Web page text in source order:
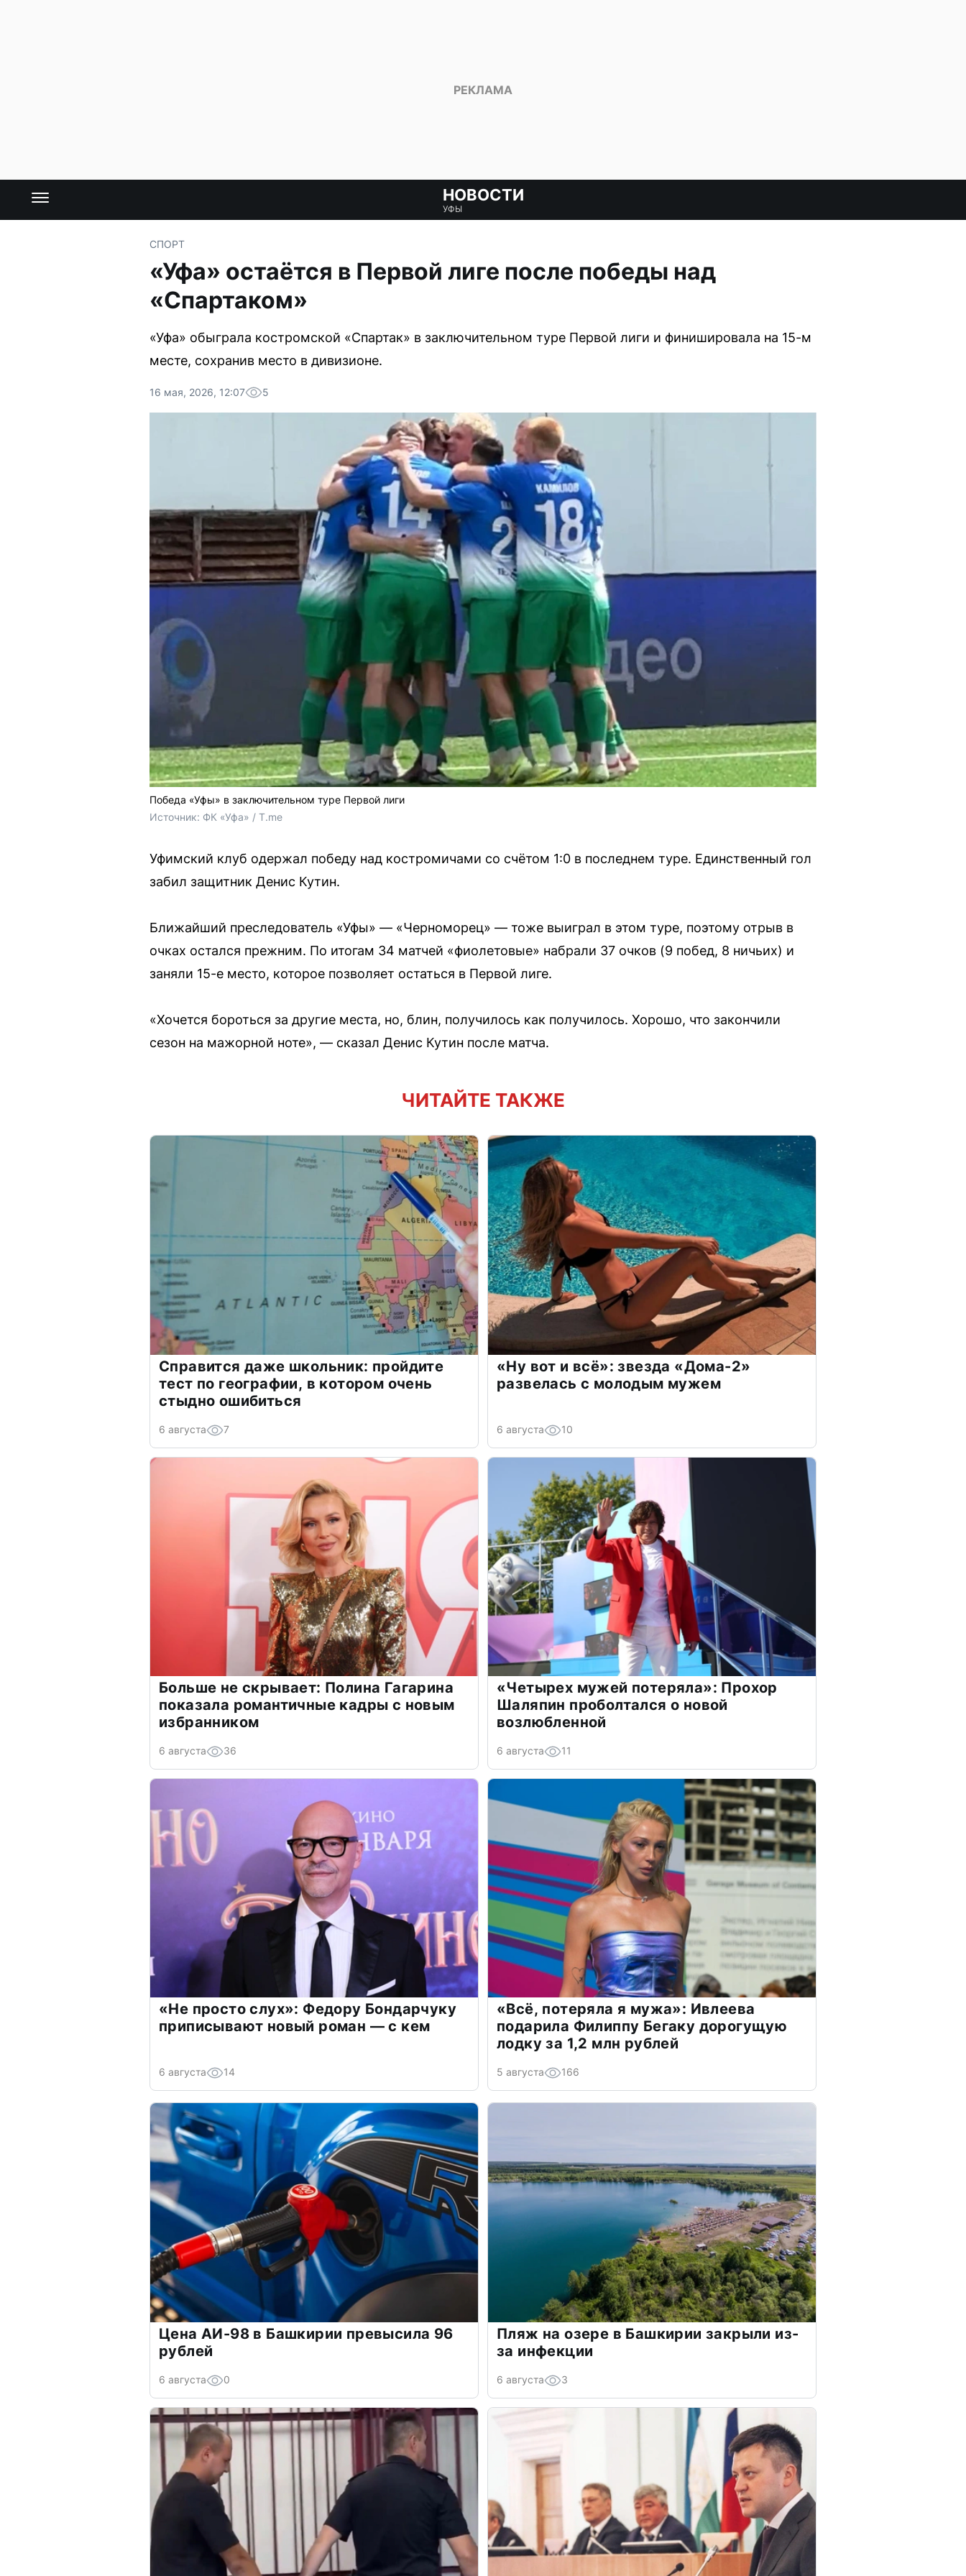
НОВОСТИ
УФЫ
СПОРТ
«Уфа» остаётся в Первой лиге после победы над
«Спартаком»
«Уфа» обыграла костромской «Спартак» в заключительном туре Первой лиги и финишировала на 15-м
месте, сохранив место в дивизионе.
16 мая, 2026, 12:07 5
Победа «Уфы» в заключительном туре Первой лиги
Источник: ФК «Уфа» / T.me
Уфимский клуб одержал победу над костромичами со счётом 1:0 в последнем туре. Единственный гол
забил защитник Денис Кутин.
Ближайший преследователь «Уфы» — «Черноморец» — тоже выиграл в этом туре, поэтому отрыв в
очках остался прежним. По итогам 34 матчей «фиолетовые» набрали 37 очков (9 побед, 8 ничьих) и
заняли 15-е место, которое позволяет остаться в Первой лиге.
«Хочется бороться за другие места, но, блин, получилось как получилось. Хорошо, что закончили
сезон на мажорной ноте», — сказал Денис Кутин после матча.
ЧИТАЙТЕ ТАКЖЕ
Справится даже школьник: пройдите
тест по географии, в котором очень
стыдно ошибиться
6 августа 7
«Ну вот и всё»: звезда «Дома-2»
развелась с молодым мужем
6 августа 10
Больше не скрывает: Полина Гагарина
показала романтичные кадры с новым
избранником
6 августа 36
«Четырех мужей потеряла»: Прохор
Шаляпин проболтался о новой
возлюбленной
6 августа 11
«Не просто слух»: Федору Бондарчуку
приписывают новый роман — с кем
6 августа 14
«Всё, потеряла я мужа»: Ивлеева
подарила Филиппу Бегаку дорогущую
лодку за 1,2 млн рублей
5 августа 166
Цена АИ-98 в Башкирии превысила 96
рублей
6 августа 0
Пляж на озере в Башкирии закрыли из-
за инфекции
6 августа 3